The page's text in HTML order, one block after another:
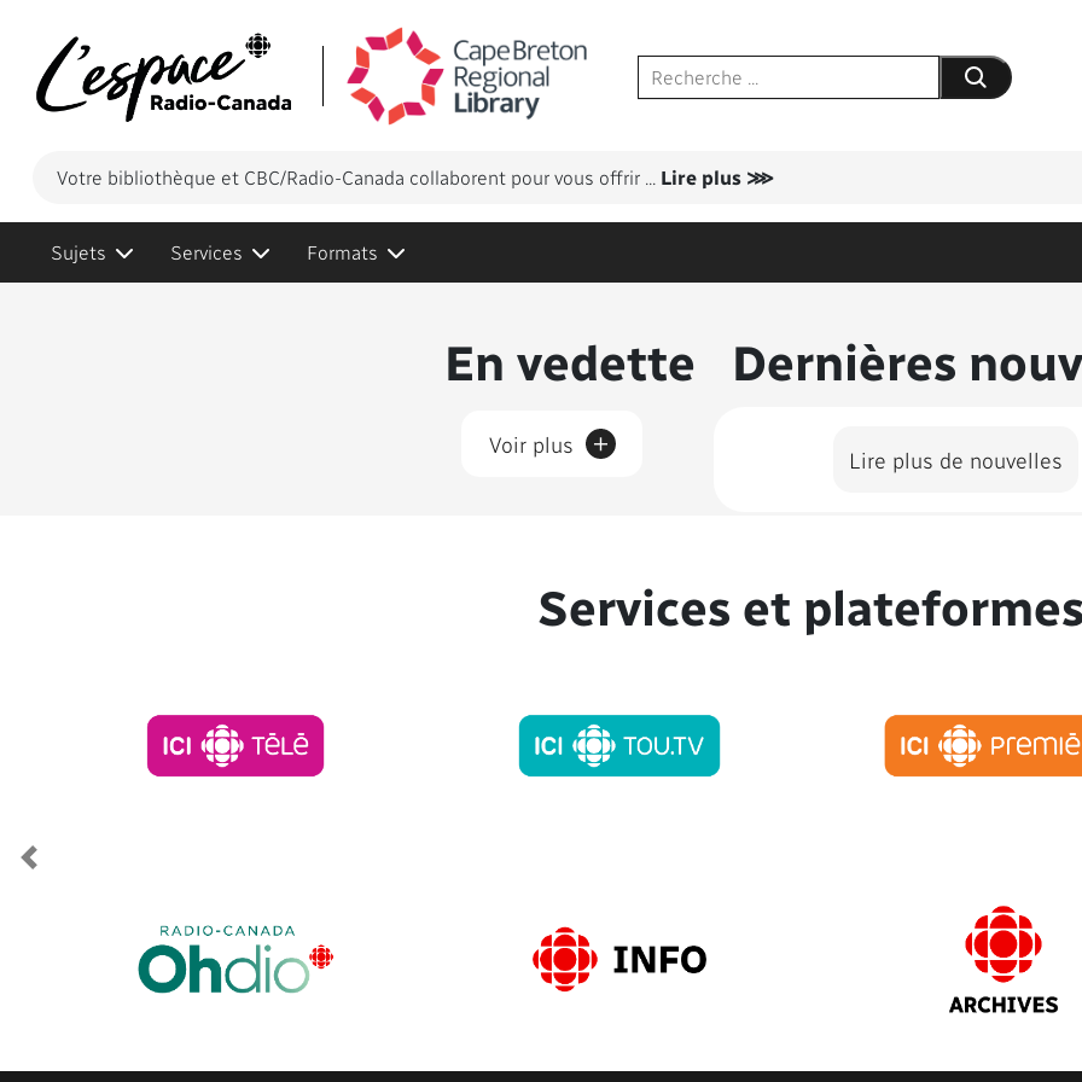
Soumettre
Votre bibliothèque et CBC/Radio-Canada collaborent pour vous offrir ... Lire plus ⋙
Sujets Services Formats
Dernières
Lire plus de nouvelles
En vedette
Voir plus +
Services et
Previous